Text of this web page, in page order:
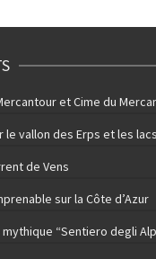
et Cime du
le vallon des Erps et les
de Vens
sur la Côte d’Azur
“Sentiero degli